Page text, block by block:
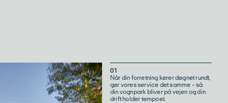
01
Når din forretning kører døgnet rundt,
gør vores service det samme – så
din vognpark bliver på vejen og din
drift holder tempoet.